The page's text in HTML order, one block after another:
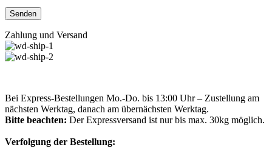
Zahlung und Versand
Bei Express-Bestellungen Mo.-Do. bis 13:00 Uhr – Zustellung am
nächsten Werktag, danach am übernächsten Werktag.
Bitte beachten: Der Expressversand ist nur bis max. 30kg möglich.
Verfolgung der Bestellung: